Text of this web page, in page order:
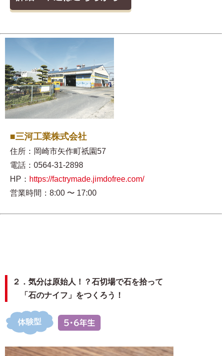
■三河工業株式会社
住所：岡崎市矢作町祇園57
電話：0564-31-2898
HP： https://factrymade.jimdofree.com/
営業時間：8:00 〜 17:00
２．気分は原始人！？石切場で石を拾って
「石のナイフ」をつくろう！